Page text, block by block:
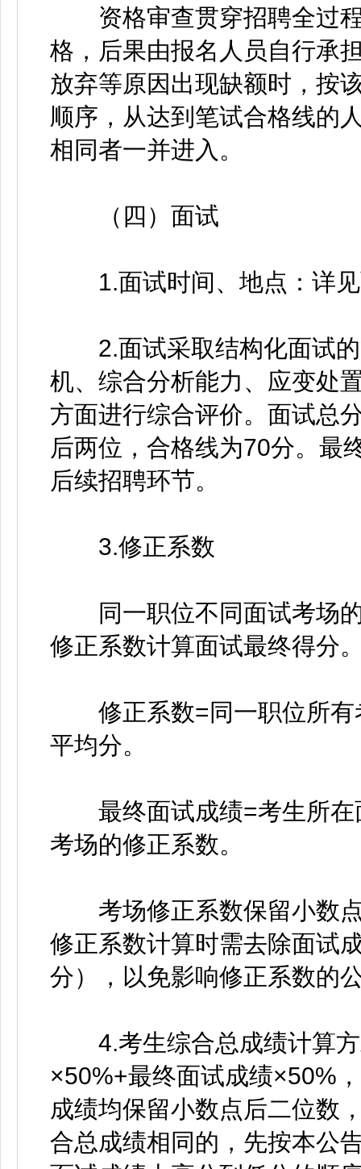
资格审查贯穿招聘全过程
格，后果由报名人员自行承
放弃等原因出现缺额时，按
顺序，从达到笔试合格线的
相同者一并进入。
（四）面试
1.面试时间、地点：详见
2.面试采取结构化面试的
机、综合分析能力、应变处
方面进行综合评价。面试总
后两位，合格线为70分。最
后续招聘环节。
3.修正系数
同一职位不同面试考场的
修正系数计算面试最终得分
修正系数=同一职位所有
平均分。
最终面试成绩=考生所在
考场的修正系数。
考场修正系数保留小数点
修正系数计算时需去除面试
分），以免影响修正系数的
4.考生综合总成绩计算方
×50%+最终面试成绩×50%
成绩均保留小数点后二位数
合总成绩相同的，先按本公